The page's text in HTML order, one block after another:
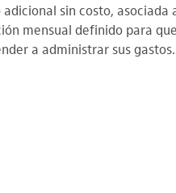
sin costo, asociada
mensual definido para
a administrar sus gastos.